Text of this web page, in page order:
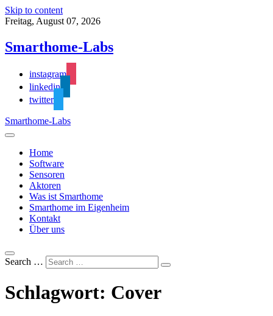
Skip to content
Freitag, August 07, 2026
Smarthome-Labs
instagram
linkedin
twitter
Smarthome-Labs
Home
Software
Sensoren
Aktoren
Was ist Smarthome
Smarthome im Eigenheim
Kontakt
Über uns
Search …
Schlagwort: Cover